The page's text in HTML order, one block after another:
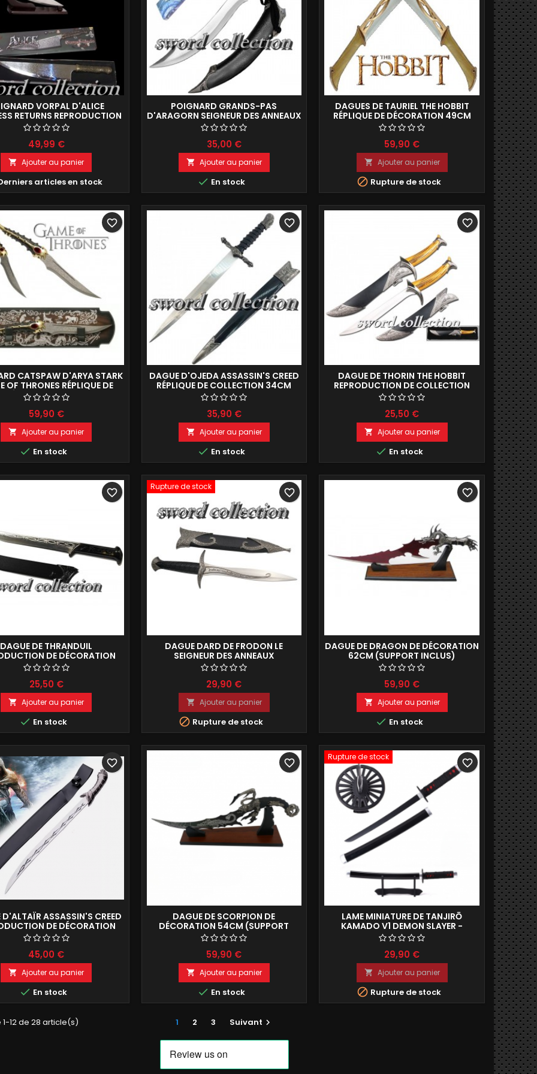
VORPAL D'ALICE
RETURNS REPRODUCTION
COLLECTION 45CM
49,99 €
 Ajouter au panier
articles en stock
POIGNARD GRANDS-PAS
D'ARAGORN SEIGNEUR DES ANNEAUX
REPRODUCTION DE DÉCORATION
43CM
35,00 €
 Ajouter au panier
 En stock
DAGUES DE TAURIEL THE HOBBIT
RÉPLIQUE DE DÉCORATION 49CM
59,90 €
 Ajouter au panier
 Rupture de stock
CATSPAW D'ARYA STARK
OF THRONES RÉPLIQUE DE
DÉCORATION 48CM
59,90 €
 Ajouter au panier
 En stock
favorite_border
DAGUE D'OJEDA ASSASSIN'S CREED
RÉPLIQUE DE COLLECTION 34CM
35,90 €
 Ajouter au panier
 En stock
favorite_border
DAGUE DE THORIN THE HOBBIT
REPRODUCTION DE COLLECTION
29CM
25,50 €
 Ajouter au panier
 En stock
favorite_border
DAGUE DE THRANDUIL
DE DÉCORATION
29CM
25,50 €
 Ajouter au panier
 En stock
favorite_border
Rupture de stock
DAGUE DARD DE FRODON LE
SEIGNEUR DES ANNEAUX
REPRODUCTION DE COLLECTION
28CM
29,90 €
 Ajouter au panier
 Rupture de stock
favorite_border
DAGUE DE DRAGON DE DÉCORATION
62CM (SUPPORT INCLUS)
59,90 €
 Ajouter au panier
 En stock
favorite_border
ASSASSIN'S CREED
DE DÉCORATION
57CM
45,00 €
 Ajouter au panier
 En stock
favorite_border
DAGUE DE SCORPION DE
DÉCORATION 54CM (SUPPORT
INCLUS)
59,90 €
 Ajouter au panier
 En stock
favorite_border
Rupture de stock
LAME MINIATURE DE TANJIRŌ
KAMADO V1 DEMON SLAYER -
KAWADO TENJIRO REPRODUCTION
DE COLLECTION 45CM
29,90 €
 Ajouter au panier
 Rupture de stock
favorite_border
12 de 28 article(s) 1 2 3 Suivant 